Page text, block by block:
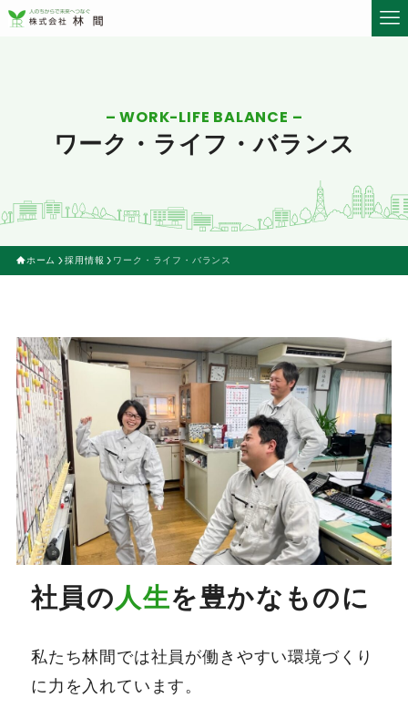
ワーク・ライフ・バランス
– WORK-LIFE BALANCE –
ホーム 採用情報 ワーク・ライフ・バランス
社員の 人生を豊かなものに
私たち林間では社員が働きやすい環境づくり
に力を入れています。